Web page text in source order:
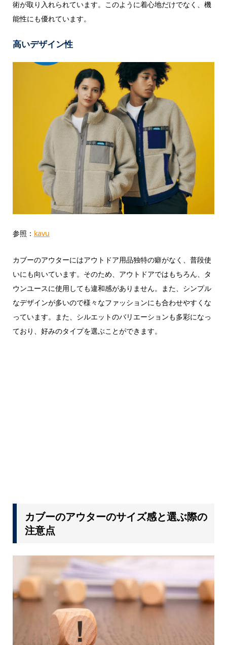
術が取り入れられています。このように着心地だけでなく、機
能性にも優れています。
高いデザイン性
参照： kavu
カブーのアウターにはアウトドア用品独特の癖がなく、普段使
いにも向いています。そのため、アウトドアではもちろん、タ
ウンユースに使用しても違和感がありません。また、シンプル
なデザインが多いので様々なファッションにも合わせやすくな
っています。また、シルエットのバリエーションも多彩になっ
ており、好みのタイプを選ぶことができます。
カブーのアウターのサイズ感と選ぶ際の
注意点